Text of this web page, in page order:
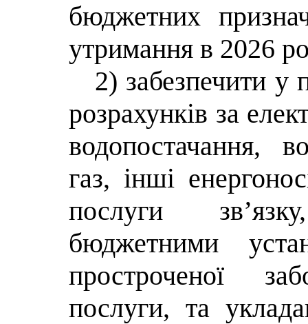
бюджетних
утримання в 2026
2) забезпечити у
розрахунків за
водопостачання,
газ, інші
послуги
бюджетними
простроченої
послуги, та